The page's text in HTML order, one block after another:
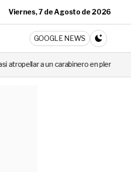
Viernes, 7 de Agosto de 2026
GOOGLE NEWS
CAMBIA A
en plena fiscalización Cortes